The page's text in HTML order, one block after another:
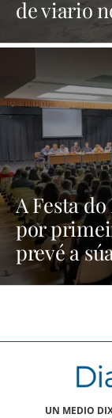
de viario
A Festa
por
prevé a
UN MEDIO